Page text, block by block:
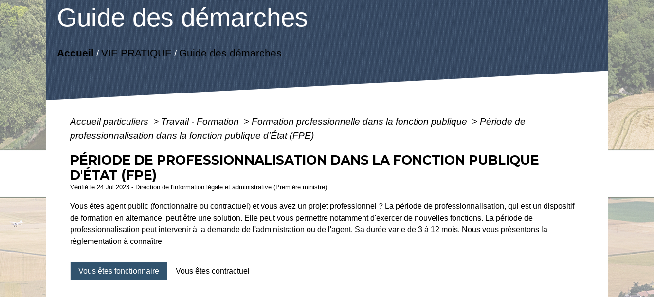
Guide des démarches
Accueil /VIE PRATIQUE/ Guide des démarches
Accueil particuliers > Travail - Formation > Formation professionnelle dans la fonction publique > Période de
professionnalisation dans la fonction publique d'État (FPE)
PÉRIODE DE PROFESSIONNALISATION DANS LA FONCTION PUBLIQUE
D'ÉTAT (FPE)
Vérifié le 24 Jul 2023 - Direction de l'information légale et administrative (Première ministre)
Vous êtes agent public (fonctionnaire ou contractuel) et vous avez un projet professionnel ? La période de professionnalisation, qui est un dispositif
de formation en alternance, peut être une solution. Elle peut vous permettre notamment d'exercer de nouvelles fonctions. La période de
professionnalisation peut intervenir à la demande de l'administration ou de l'agent. Sa durée varie de 3 à 12 mois. Nous vous présentons la
réglementation à connaître.
Vous êtes fonctionnaire Vous êtes contractuel